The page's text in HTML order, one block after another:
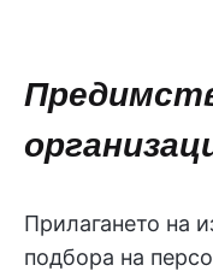
Прилагането на
подбора на